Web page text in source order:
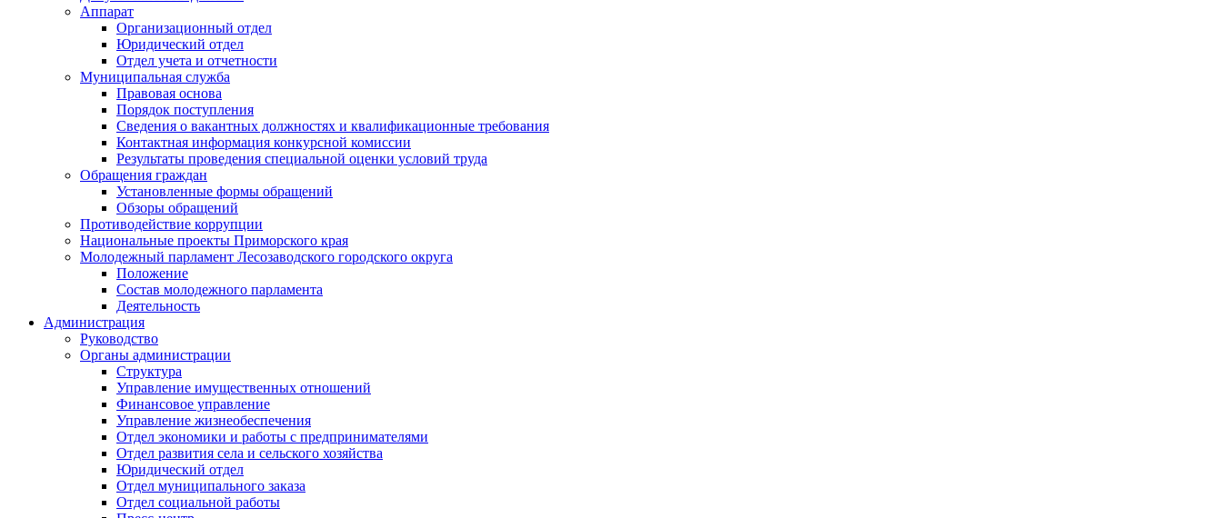
Аппарат
Организационный отдел
Юридический отдел
Отдел учета и отчетности
Муниципальная служба
Правовая основа
Порядок поступления
Сведения о вакантных должностях и квалификационные требования
Контактная информация конкурсной комиссии
Результаты проведения специальной оценки условий труда
Обращения граждан
Установленные формы обращений
Обзоры обращений
Противодействие коррупции
Национальные проекты Приморского края
Молодежный парламент Лесозаводского городского округа
Положение
Состав молодежного парламента
Деятельность
Администрация
Руководство
Органы администрации
Структура
Управление имущественных отношений
Финансовое управление
Управление жизнеобеспечения
Отдел экономики и работы с предпринимателями
Отдел развития села и сельского хозяйства
Юридический отдел
Отдел муниципального заказа
Отдел социальной работы